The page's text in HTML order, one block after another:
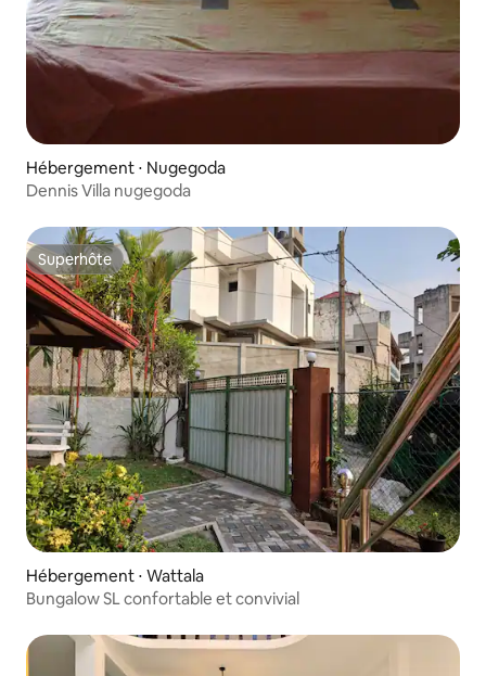
Hébergement ⋅ Nugegoda
Dennis Villa nugegoda
Superhôte
Superhôte
Hébergement ⋅ Wattala
Bungalow SL confortable et convivial